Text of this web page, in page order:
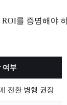
를 증명해야
여부
전환 병행 권장